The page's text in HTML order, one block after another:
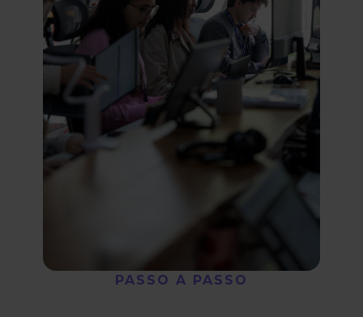
PASSO A PASSO